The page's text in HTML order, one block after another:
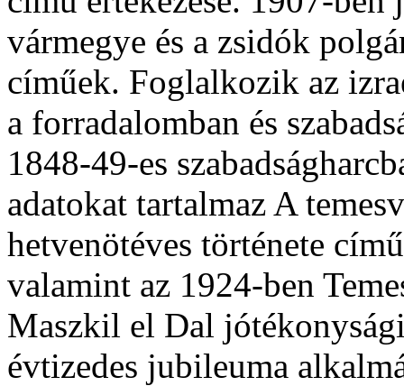
vármegye és a zsidók
címűek. Foglalkozik az
a forradalomban és
1848-49-es
adatokat tartalmaz A
hetvenötéves története
valamint az 1924-ben
Maszkil el Dal
évtizedes jubileuma